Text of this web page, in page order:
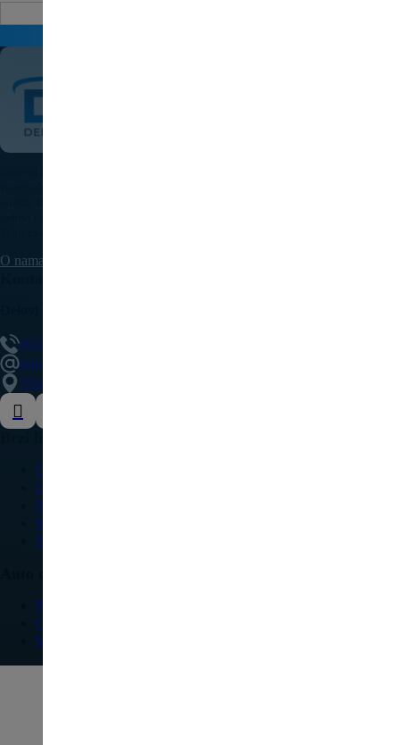
O nama
O nama
Galerija
Najčešća pitanja
Kontakt
Blog
Pežo
Citroen
Modeli vozila
062/307-407
info@delovipezocitroen.rs
Vrbovačka bb, 11564, Vrbovno